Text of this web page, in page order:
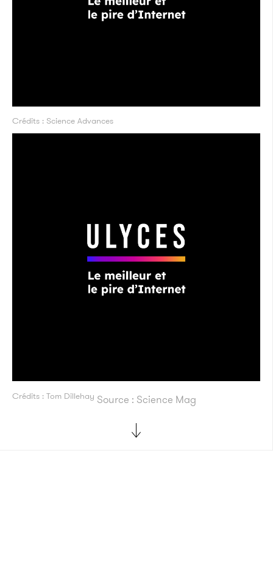
Crédits : Science Advances
Crédits : Tom Dillehay Source : Science Mag